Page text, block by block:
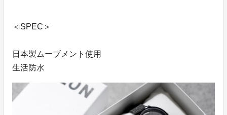
＜SPEC＞
日本製ムーブメント使用
生活防水